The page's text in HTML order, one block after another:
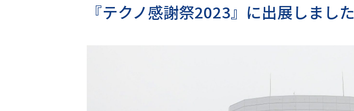
『テクノ感謝祭2023』に出展しました